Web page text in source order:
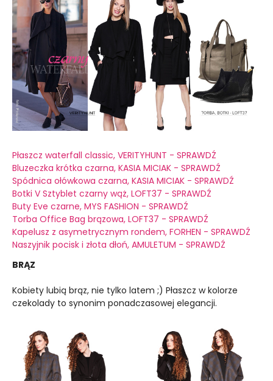
Płaszcz waterfall classic, VERITYHUNT - SPRAWDŹ
Bluzeczka krótka czarna, KASIA MICIAK - SPRAWDŹ
Spódnica ołówkowa czarna, KASIA MICIAK - SPRAWDŹ
Botki V Sztyblet czarny wąż, LOFT37 - SPRAWDŹ
Buty Eve czarne, MYS FASHION - SPRAWDŹ
Torba Office Bag brązowa, LOFT37 - SPRAWDŹ
Kapelusz z asymetrycznym rondem, FORHEN - SPRAWDŹ
Naszyjnik pocisk i złota dłoń, AMULETUM - SPRAWDŹ
BRĄZ
Kobiety lubią brąz, nie tylko latem ;) Płaszcz w kolorze
czekolady to synonim ponadczasowej elegancji.